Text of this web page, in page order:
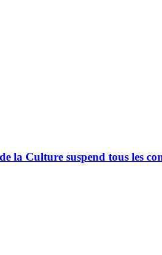
la Culture suspend tous les